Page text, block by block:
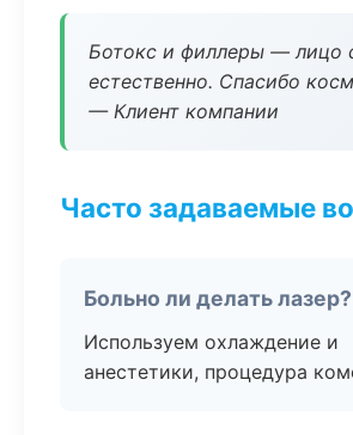
Ботокс и филлеры — лицо
естественно. Спасибо
— Клиент компании
Часто задаваемые
Больно ли делать лазер?
Используем охлаждение и
анестетики, процедура